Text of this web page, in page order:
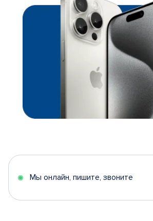
Мы онлайн, пишите, звоните